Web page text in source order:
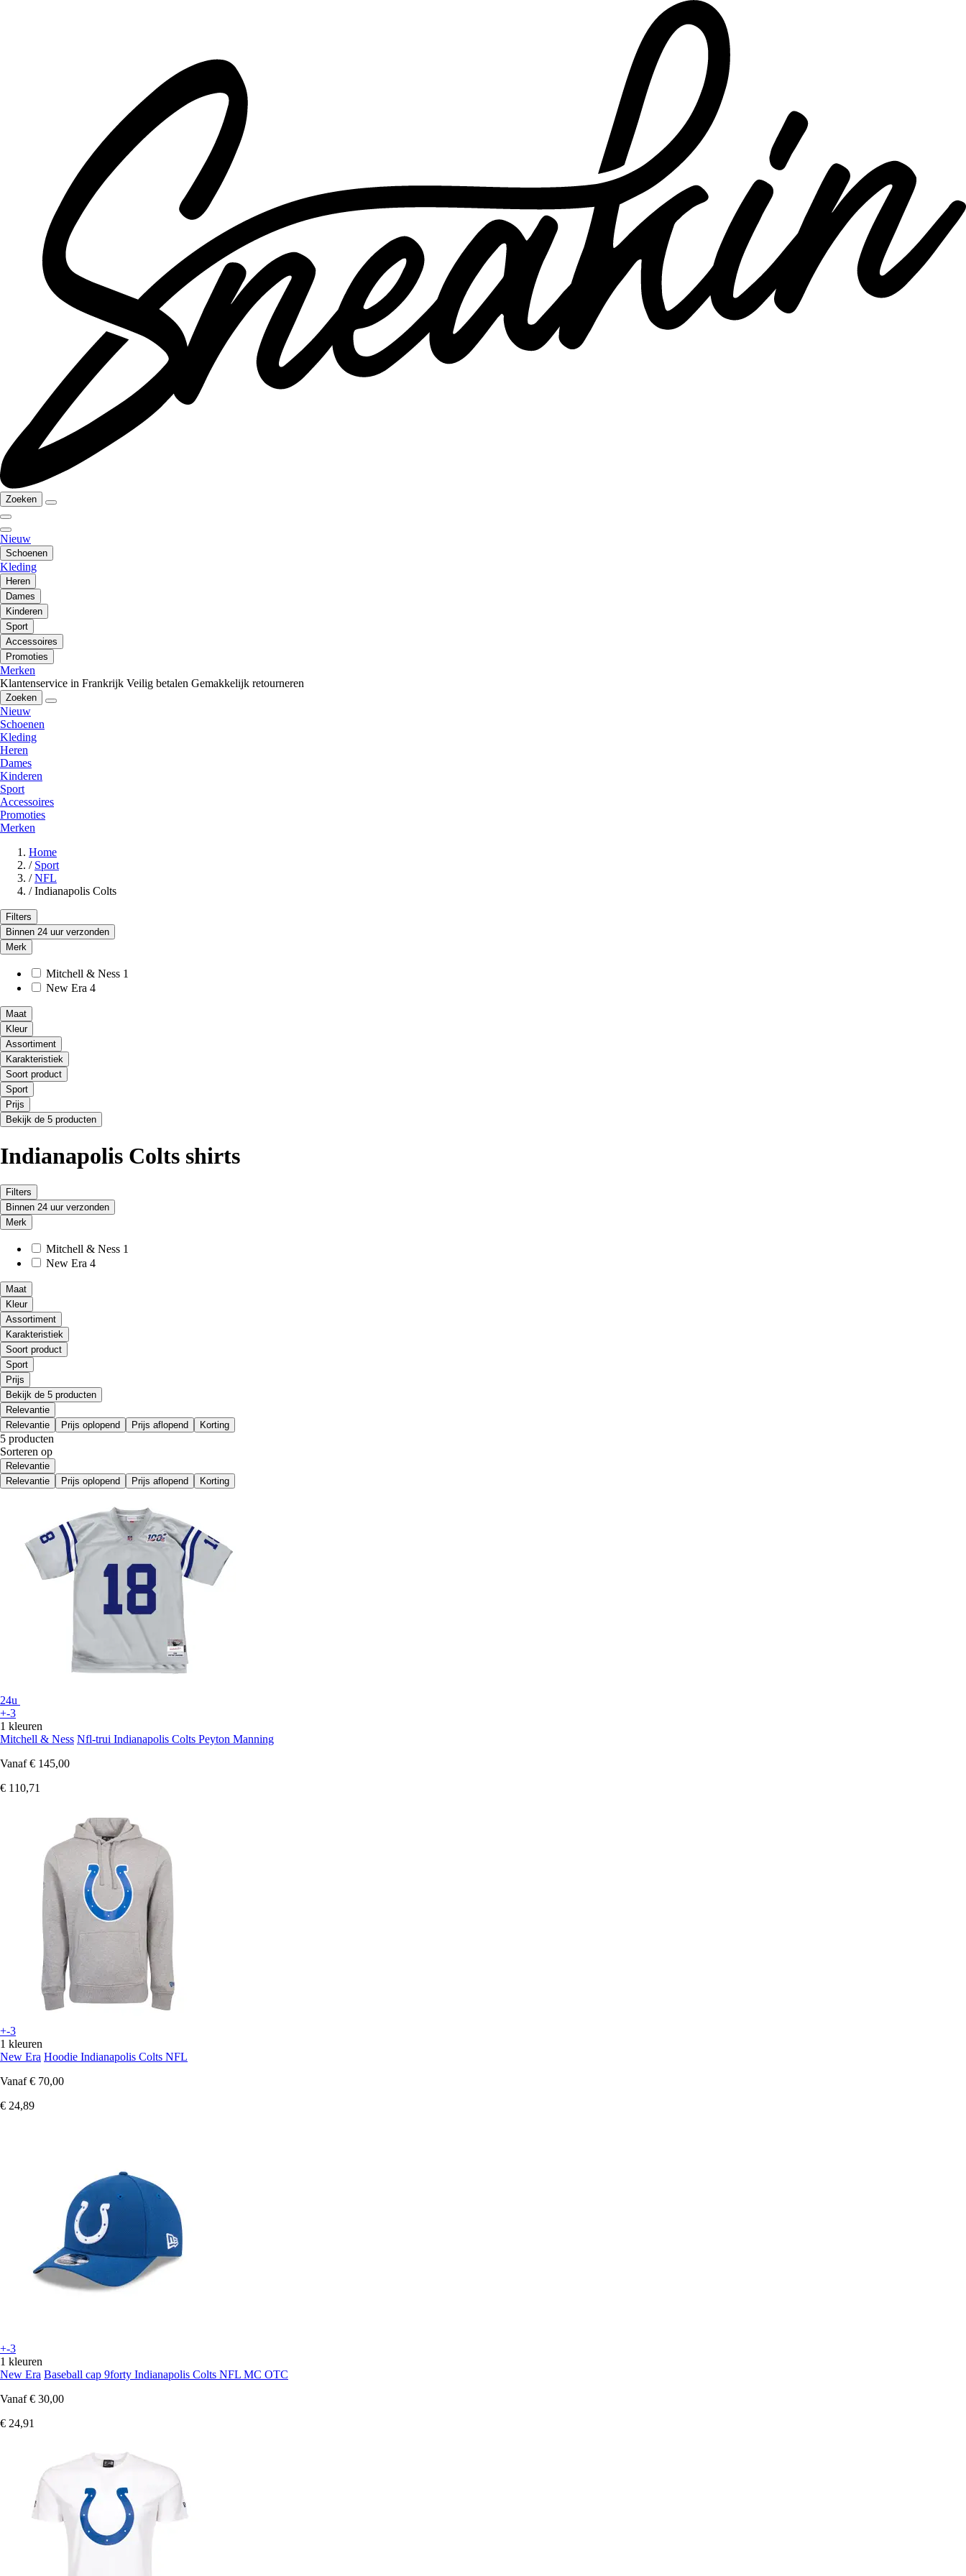
Zoeken
Nieuw
Schoenen
Kleding
Heren
Dames
Kinderen
Sport
Accessoires
Promoties
Merken
Klantenservice in Frankrijk Veilig betalen Gemakkelijk retourneren
Zoeken
Nieuw
Schoenen
Kleding
Heren
Dames
Kinderen
Sport
Accessoires
Promoties
Merken
Home
/ Sport
/ NFL
/ Indianapolis Colts
Filters
Binnen 24 uur verzonden
Merk
Mitchell & Ness 1
New Era 4
Maat
Kleur
Assortiment
Karakteristiek
Soort product
Sport
Prijs
Bekijk de 5 producten
Indianapolis Colts shirts
Filters
Binnen 24 uur verzonden
Merk
Mitchell & Ness 1
New Era 4
Maat
Kleur
Assortiment
Karakteristiek
Soort product
Sport
Prijs
Bekijk de 5 producten
Relevantie
Relevantie
Prijs oplopend Prijs aflopend Korting
5 producten
Sorteren op
Relevantie
Relevantie
Prijs oplopend Prijs aflopend Korting
24u
+-3
1 kleuren
Mitchell & Ness Nfl-trui Indianapolis Colts Peyton Manning
Vanaf € 145,00
€ 110,71
+-3
1 kleuren
New Era Hoodie Indianapolis Colts NFL
Vanaf € 70,00
€ 24,89
+-3
1 kleuren
New Era Baseball cap 9forty Indianapolis Colts NFL MC OTC
Vanaf € 30,00
€ 24,91